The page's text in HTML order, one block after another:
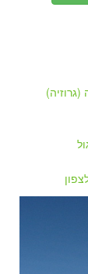
(גרוזיה)